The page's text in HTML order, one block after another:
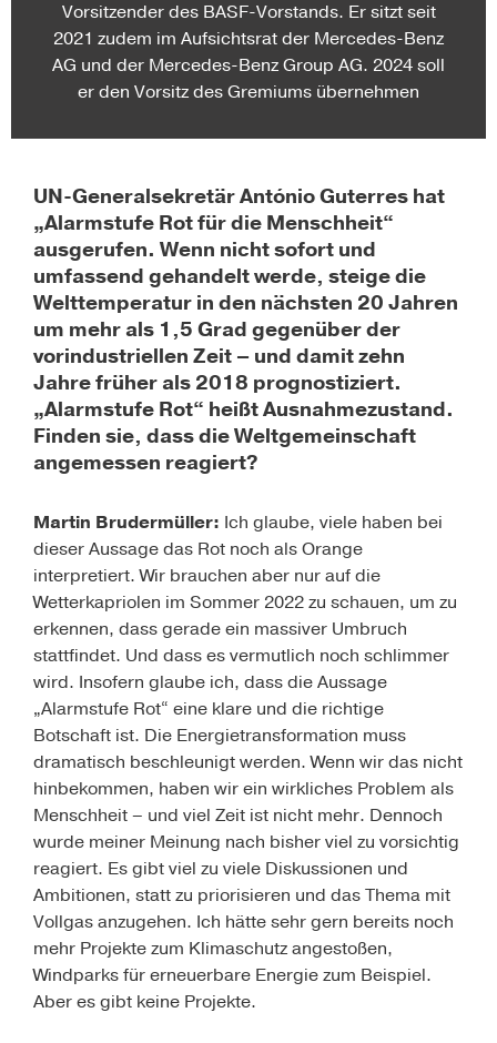
Vorsitzender des BASF-Vorstands. Er sitzt seit
2021 zudem im Aufsichtsrat der Mercedes-Benz
AG und der Mercedes-Benz Group AG. 2024 soll
er den Vorsitz des Gremiums übernehmen
UN-Generalsekretär António Guterres hat
„Alarmstufe Rot für die Menschheit“
ausgerufen. Wenn nicht sofort und
umfassend gehandelt werde, steige die
Welttemperatur in den nächsten 20 Jahren
um mehr als 1,5 Grad gegenüber der
vorindustriellen Zeit – und damit zehn
Jahre früher als 2018 prognostiziert.
„Alarmstufe Rot“ heißt Ausnahmezustand.
Finden sie, dass die Weltgemeinschaft
angemessen reagiert?
Martin Brudermüller: Ich glaube, viele haben bei
dieser Aussage das Rot noch als Orange
interpretiert. Wir brauchen aber nur auf die
Wetterkapriolen im Sommer 2022 zu schauen, um zu
erkennen, dass gerade ein massiver Umbruch
stattfindet. Und dass es vermutlich noch schlimmer
wird. Insofern glaube ich, dass die Aussage
„Alarmstufe Rot“ eine klare und die richtige
Botschaft ist. Die Energietransformation muss
dramatisch beschleunigt werden. Wenn wir das nicht
hinbekommen, haben wir ein wirkliches Problem als
Menschheit – und viel Zeit ist nicht mehr. Dennoch
wurde meiner Meinung nach bisher viel zu vorsichtig
reagiert. Es gibt viel zu viele Diskussionen und
Ambitionen, statt zu priorisieren und das Thema mit
Vollgas anzugehen. Ich hätte sehr gern bereits noch
mehr Projekte zum Klimaschutz angestoßen,
Windparks für erneuerbare Energie zum Beispiel.
Aber es gibt keine Projekte.